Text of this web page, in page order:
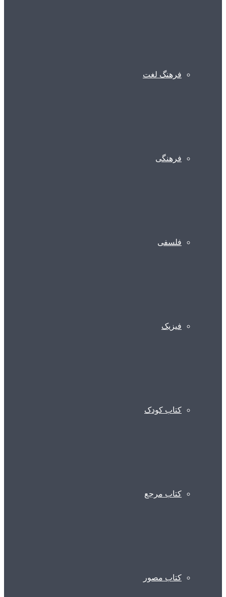
فرهنگ لغت
فرهنگی
فلسفی
فیزیک
کتاب کودک
کتاب مرجع
کتاب مصور